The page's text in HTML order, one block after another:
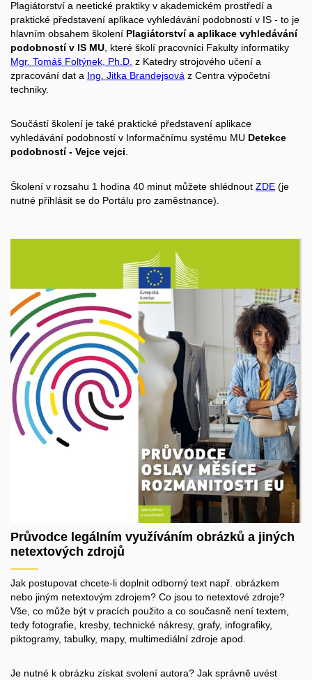
Plagiátorství a neetické praktiky v akademickém prostředí a
praktické představení aplikace vyhledávání podobností v IS - to je
hlavním obsahem školení Plagiátorství a aplikace vyhledávání
podobností v IS MU , které školí pracovníci Fakulty informatiky
Mgr. Tomáš Foltýnek, Ph.D. z Katedry strojového učení a
zpracování dat a Ing. Jitka Brandejsová z Centra výpočetní
techniky.
Součástí školení je také praktické představení aplikace
vyhledávání podobností v Informačnímu systému MU Detekce
podobností - Vejce vejci.
Školení v rozsahu 1 hodina 40 minut můžete shlédnout ZDE (je
nutné přihlásit se do Portálu pro zaměstnance).
Průvodce legálním využíváním obrázků a jiných
netextových zdrojů
Jak postupovat chcete-li doplnit odborný text např. obrázkem
nebo jiným netextovým zdrojem? Co jsou to netextové zdroje?
Vše, co může být v pracích použito a co současně není textem,
tedy fotografie, kresby, technické nákresy, grafy, infografiky,
piktogramy, tabulky, mapy, multimediální zdroje apod.
Je nutné k obrázku získat svolení autora? Jak správně uvést